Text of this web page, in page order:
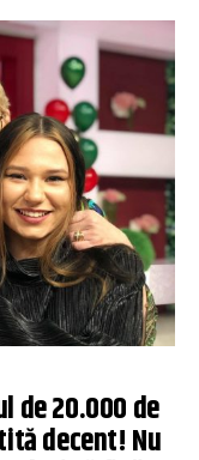
de 20.000 de
decent! Nu